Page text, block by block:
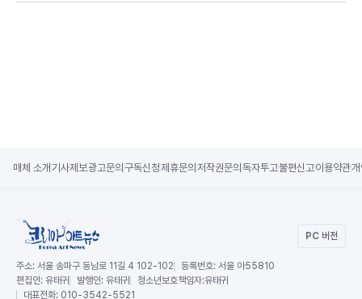
매체 소개 기사제보광고문의 구독신청제휴문의 저작권문의 독자투고불편신고이용약관
PC 버전
주소: 서울 송파구 동남로 11길 4 102-102 등록번호: 서울 아55810
편집인: 유태귀 발행인: 유태귀 청소년보호책임자:유태귀
대표전화: 010-3542-5521